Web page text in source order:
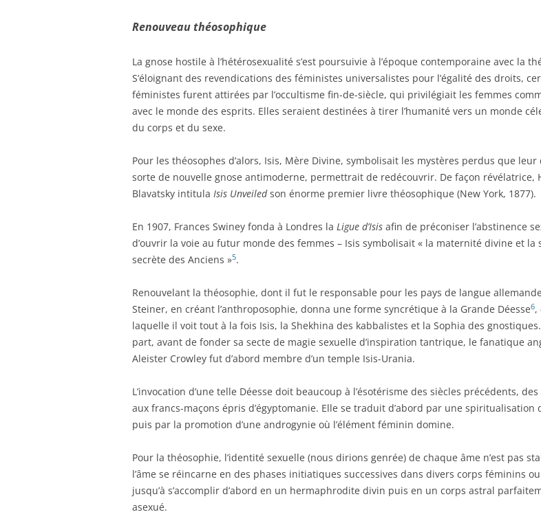
Renouveau théosophique
La gnose hostile à l’hétérosexualité s’est poursuivie à l’époque contemporaine avec la
S’éloignant des revendications des féministes universalistes pour l’égalité des droits,
féministes furent attirées par l’occultisme fin-de-siècle, qui privilégiait les femmes
avec le monde des esprits. Elles seraient destinées à tirer l’humanité vers un monde
du corps et du sexe.
Pour les théosophes d’alors, Isis, Mère Divine, symbolisait les mystères perdus que leur
sorte de nouvelle gnose antimoderne, permettrait de redécouvrir. De façon révélatrice,
Blavatsky intitula Isis Unveiledson énorme premier livre théosophique (New York, 1877).
En 1907, Frances Swiney fonda à Londres la Ligue d’Isis afin de préconiser l’abstinence
d’ouvrir la voie au futur monde des femmes – Isis symbolisait « la maternité divine et la
secrète des Anciens »5.
Renouvelant la théosophie, dont il fut le responsable pour les pays de langue
Steiner, en créant l’anthroposophie, donna une forme syncrétique à la Grande Déesse6,
laquelle il voit tout à la fois Isis, la Shekhina des kabbalistes et la Sophia des
part, avant de fonder sa secte de magie sexuelle d’inspiration tantrique, le fanatique
Aleister Crowley fut d’abord membre d’un temple Isis-Urania.
L’invocation d’une telle Déesse doit beaucoup à l’ésotérisme des siècles précédents,
aux francs-maçons épris d’égyptomanie. Elle se traduit d’abord par une spiritualisation
puis par la promotion d’une androgynie où l’élément féminin domine.
Pour la théosophie, l’identité sexuelle (nous dirions genrée) de chaque âme n’est pas
l’âme se réincarne en des phases initiatiques successives dans divers corps féminins
jusqu’à s’accomplir d’abord en un hermaphrodite divin puis en un corps astral
asexué.